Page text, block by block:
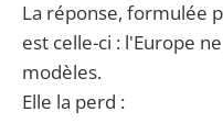
La réponse, formulée
est celle-ci : l'Europe
modèles.
Elle la perd :